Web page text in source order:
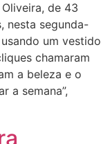
de 43
nesta segunda-
um vestido
chamaram
a beleza e o
a semana”,